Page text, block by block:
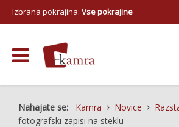
Izbrana pokrajina: Vse pokrajine
Nahajate se: Kamra Novice
fotografski zapisi na steklu